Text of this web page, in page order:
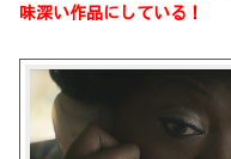
味深い作品にしている！